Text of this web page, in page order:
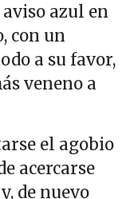
azul en
con un
a su favor,
veneno a
el agobio
acercarse
y, de nuevo